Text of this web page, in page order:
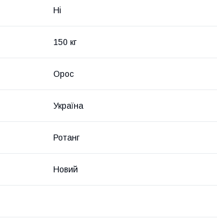
Ні
150 кг
Орос
Україна
Ротанг
Новий